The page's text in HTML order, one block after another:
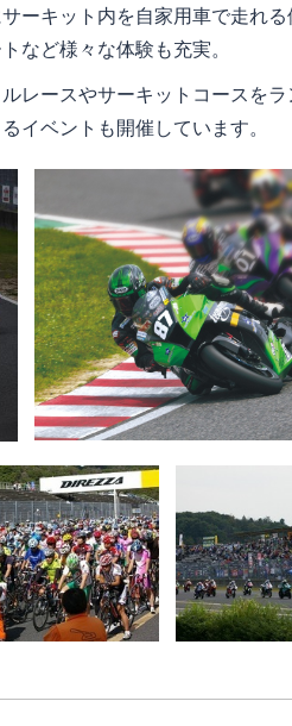
ーキット内を自家用車で走れ
など様々な体験も充実。
レースやサーキットコースを
イベントも開催しています。